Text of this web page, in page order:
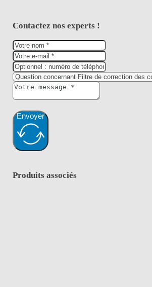
Contactez nos experts !
Envoyer
Produits associés